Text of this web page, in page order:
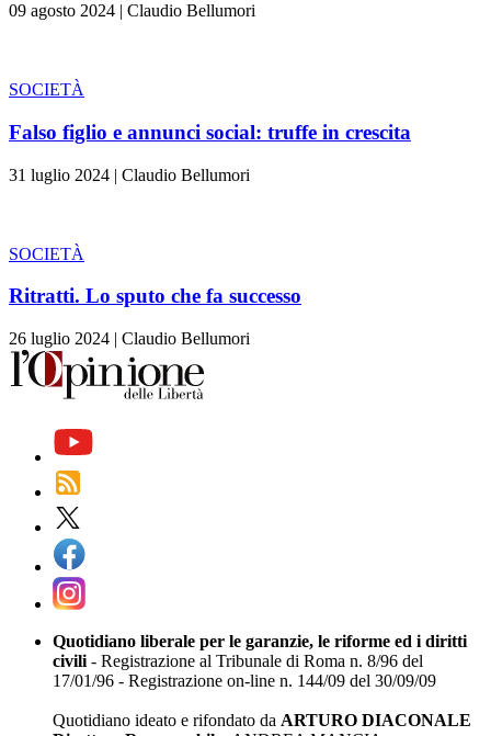
09 agosto 2024 | Claudio Bellumori
SOCIETÀ
Falso figlio e annunci social: truffe in crescita
31 luglio 2024 | Claudio Bellumori
SOCIETÀ
Ritratti. Lo sputo che fa successo
26 luglio 2024 | Claudio Bellumori
Quotidiano liberale per le garanzie, le riforme ed i diritti
civili - Registrazione al Tribunale di Roma n. 8/96 del
17/01/96 - Registrazione on-line n. 144/09 del 30/09/09
Quotidiano ideato e rifondato da ARTURO DIACONALE